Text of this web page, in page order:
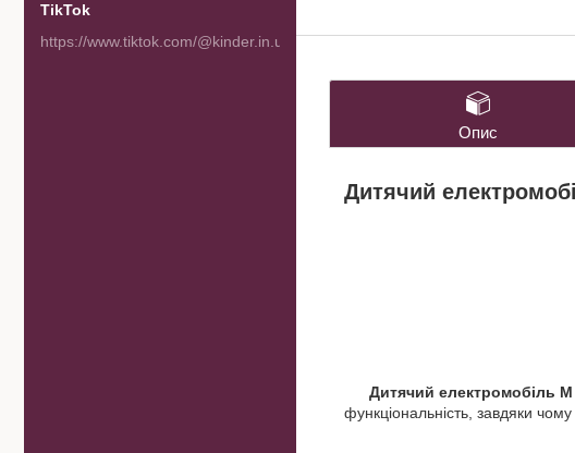
Опис
Дитячий
Дитячий електромобіль M
функціональність, завдяки
TikTok
https://www.tiktok.com/@kinder.in.ua